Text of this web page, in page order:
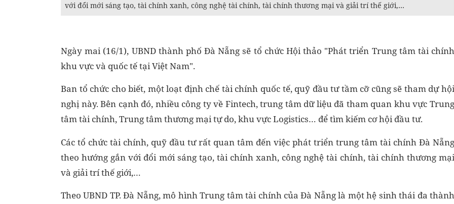
với đổi mới sáng tạo, tài chính xanh, công nghệ tài chính, tài chính thương mại và giải trí thế giới,…
Ngày mai (16/1), UBND thành phố Đà Nẵng sẽ tổ chức Hội thảo "Phát triển Trung tâm tài chính
khu vực và quốc tế tại Việt Nam".
Ban tổ chức cho biết, một loạt định chế tài chính quốc tế, quỹ đầu tư tầm cỡ cũng sẽ tham dự hội
nghị này. Bên cạnh đó, nhiều công ty về Fintech, trung tâm dữ liệu đã tham quan khu vực Trung
tâm tài chính, Trung tâm thương mại tự do, khu vực Logistics… để tìm kiếm cơ hội đầu tư.
Các tổ chức tài chính, quỹ đầu tư rất quan tâm đến việc phát triển trung tâm tài chính Đà Nẵng
theo hướng gắn với đổi mới sáng tạo, tài chính xanh, công nghệ tài chính, tài chính thương mại
và giải trí thế giới,…
Theo UBND TP. Đà Nẵng, mô hình Trung tâm tài chính của Đà Nẵng là một hệ sinh thái đa thành